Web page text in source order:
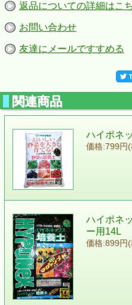
返品についての詳細はこ
お問い合わせ
友達にメールですすめる
関連商品
ハイポネ
価格:799円
ハイポネ
ー用14L
価格:899円